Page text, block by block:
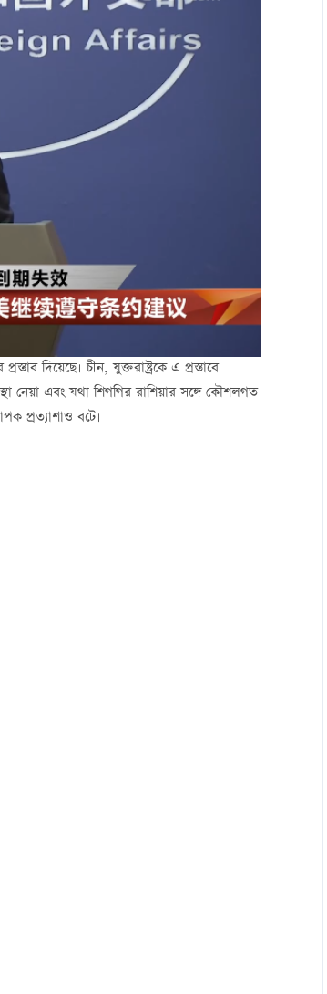
দিয়েছে। চীন, যুক্তরাষ্ট্রকে এ প্রস্তাবে
নেয়া এবং যথা শিগগির রাশিয়ার সঙ্গে কৌশলগত
প্রত্যাশাও বটে।